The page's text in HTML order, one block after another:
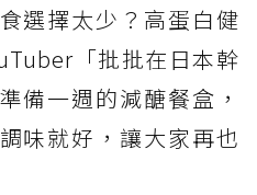
選擇太少？高蛋白健
「批批在日本幹
備一週的減醣餐盒，
味就好，讓大家再也